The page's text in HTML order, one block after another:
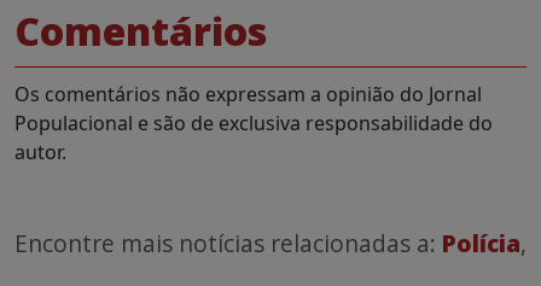
Comentários
Os comentários não expressam a opinião do Jornal
Populacional e são de exclusiva responsabilidade do
autor.
Encontre mais notícias relacionadas a: Polícia,